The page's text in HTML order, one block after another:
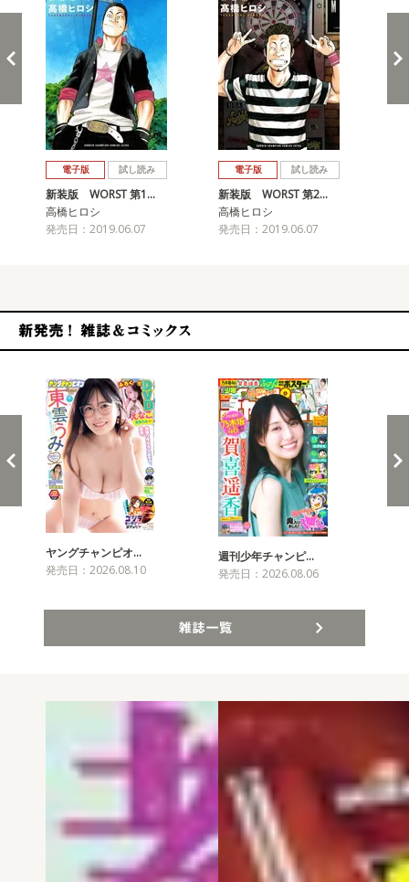
電子版 試し読み
新装版 WORST 第1…
高橋ヒロシ
発売日：2019.06.07
電子版 試し読み
新装版 WORST 第2…
高橋ヒロシ
発売日：2019.06.07
ヤングチャンピオ…
発売日：2026.08.10
週刊少年チャンピ…
発売日：2026.08.06